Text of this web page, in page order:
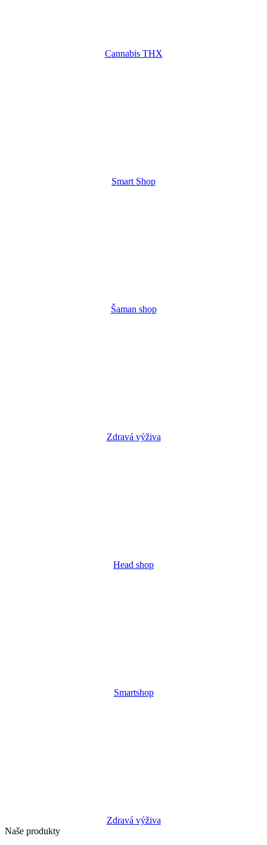
Cannabis THX
Smart Shop
Šaman shop
Zdravá výživa
Head shop
Smartshop
Zdravá výživa
Naše produkty